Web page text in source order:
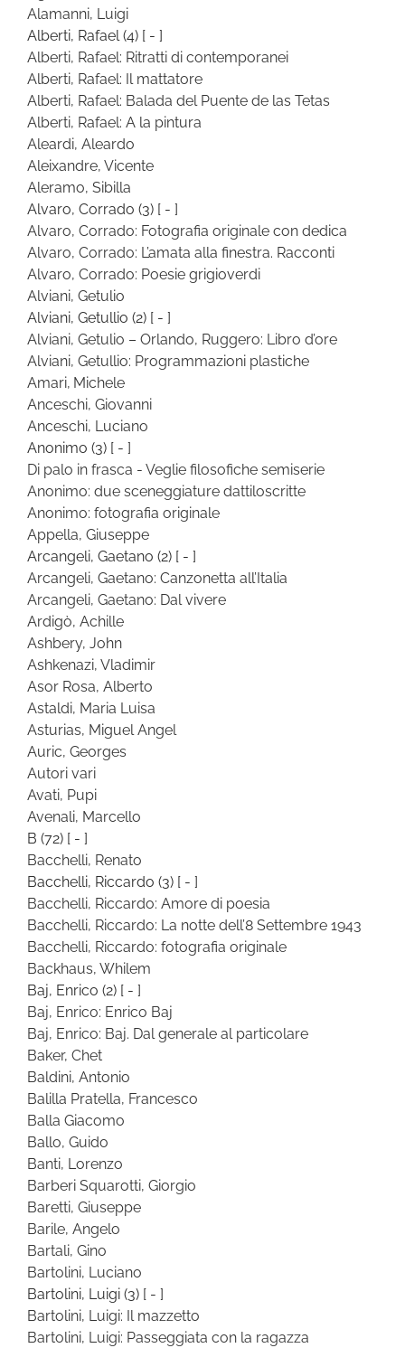
Alamanni, Luigi
Alberti, Rafael(4) [ - ]
Alberti, Rafael: Ritratti di contemporanei
Alberti, Rafael: Il mattatore
Alberti, Rafael: Balada del Puente de las Tetas
Alberti, Rafael: A la pintura
Aleardi, Aleardo
Aleixandre, Vicente
Aleramo, Sibilla
Alvaro, Corrado (3) [ - ]
Alvaro, Corrado: Fotografia originale con dedica
Alvaro, Corrado: L’amata alla finestra. Racconti
Alvaro, Corrado: Poesie grigioverdi
Alviani, Getulio
Alviani, Getullio (2) [ - ]
Alviani, Getulio – Orlando, Ruggero: Libro d’ore
Alviani, Getullio: Programmazioni plastiche
Amari, Michele
Anceschi, Giovanni
Anceschi, Luciano
Anonimo (3) [ - ]
Di palo in frasca - Veglie filosofiche semiserie
Anonimo: due sceneggiature dattiloscritte
Anonimo: fotografia originale
Appella, Giuseppe
Arcangeli, Gaetano (2) [ - ]
Arcangeli, Gaetano: Canzonetta all’Italia
Arcangeli, Gaetano: Dal vivere
Ardigò, Achille
Ashbery, John
Ashkenazi, Vladimir
Asor Rosa, Alberto
Astaldi, Maria Luisa
Asturias, Miguel Angel
Auric, Georges
Autori vari
Avati, Pupi
Avenali, Marcello
B (72) [ - ]
Bacchelli, Renato
Bacchelli, Riccardo (3) [ - ]
Bacchelli, Riccardo: Amore di poesia
Bacchelli, Riccardo: La notte dell’8 Settembre 1943
Bacchelli, Riccardo: fotografia originale
Backhaus, Whilem
Baj, Enrico (2) [ - ]
Baj, Enrico: Enrico Baj
Baj, Enrico: Baj. Dal generale al particolare
Baker, Chet
Baldini, Antonio
Balilla Pratella, Francesco
Balla Giacomo
Ballo, Guido
Banti, Lorenzo
Barberi Squarotti, Giorgio
Baretti, Giuseppe
Barile, Angelo
Bartali, Gino
Bartolini, Luciano
Bartolini, Luigi (3) [ - ]
Bartolini, Luigi: Il mazzetto
Bartolini, Luigi: Passeggiata con la ragazza